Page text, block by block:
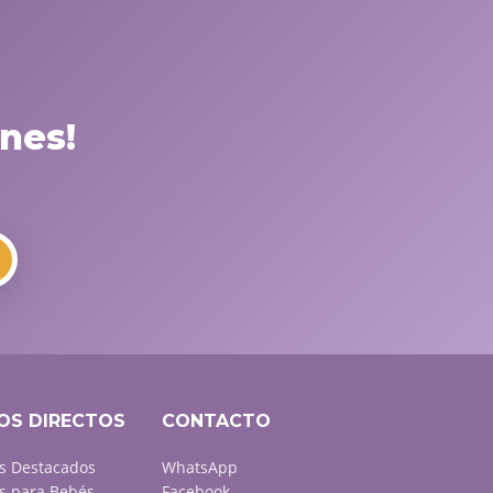
DIRECTOS
Destacados
CONTACTO
WhatsApp